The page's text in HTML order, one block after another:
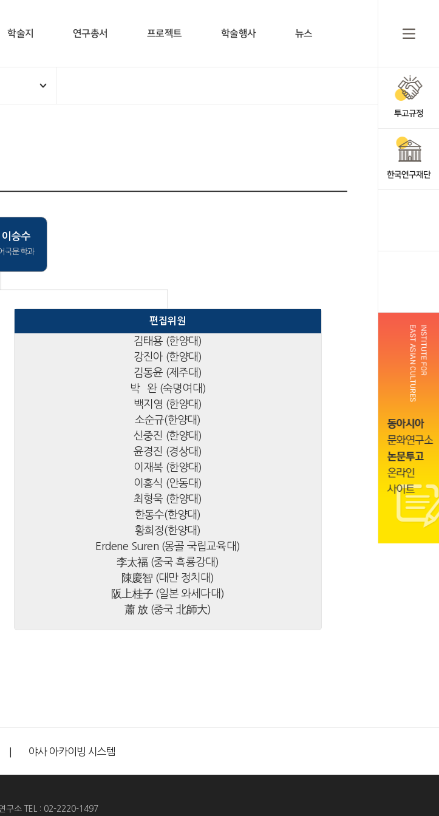
학술지 연구총서 프로젝트 학술행사 뉴스
승수
국문학과
편집위원
김태용 (한양대)
강진아 (한양대)
김동윤 (제주대)
박 완 (숙명여대)
백지영 (한양대)
소순규(한양대)
신중진 (한양대)
윤경진 (경상대)
이재복 (한양대)
이홍식 (안동대)
최형욱 (한양대)
한동수(한양대)
황희정(한양대)
Erdene Suren (몽골 국립교육대)
李太福 (중국 흑룡강대)
陳慶智 (대만 정치대)
阪上桂子 (일본 와세다대)
蕭 放 (중국 北師大)
투고규정
한국연구재단
야사 아카이빙 시스템
구소 TEL : 02-2220-1497